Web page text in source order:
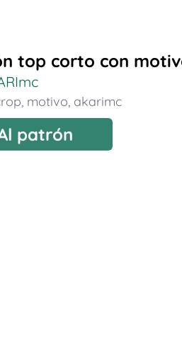
top corto con
, motivo, akarimc
patrón